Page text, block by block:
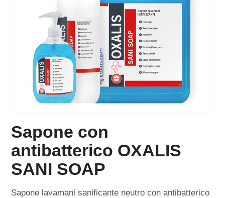
Sapone con
antibatterico OXALIS
SANI SOAP
Sapone lavamani sanificante neutro con antibatterico